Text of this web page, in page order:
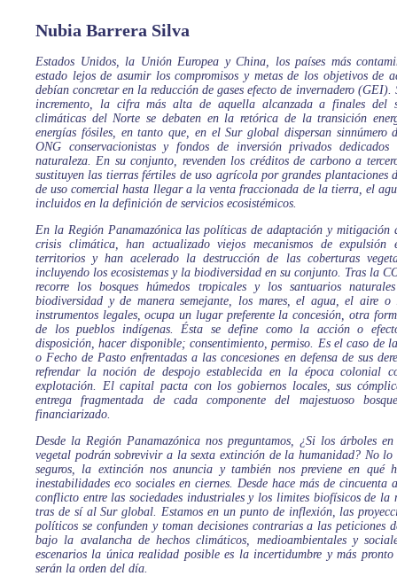
Nubia Barrera Silva
Estados Unidos, la Unión Europea y China, los países más
estado lejos de asumir los compromisos y metas de los objetivos de
debían concretar en la reducción de gases efecto de invernadero (GEI).
incremento, la cifra más alta de aquella alcanzada a finales del
climáticas del Norte se debaten en la retórica de la transición
energías fósiles, en tanto que, en el Sur global dispersan sinnúmero
ONG conservacionistas y fondos de inversión privados
naturaleza. En su conjunto, revenden los créditos de carbono a
sustituyen las tierras fértiles de uso agrícola por grandes plantaciones
de uso comercial hasta llegar a la venta fraccionada de la tierra, el
incluidos en la definición de servicios ecosistémicos.
En la Región Panamazónica las políticas de adaptación y mitigación
crisis climática, han actualizado viejos mecanismos de expulsión
territorios y han acelerado la destrucción de las coberturas
incluyendo los ecosistemas y la biodiversidad en su conjunto. Tras la
recorre los bosques húmedos tropicales y los santuarios
biodiversidad y de manera semejante, los mares, el agua, el aire o
instrumentos legales, ocupa un lugar preferente la concesión, otra
de los pueblos indígenas. Ésta se define como la acción o
disposición, hacer disponible; consentimiento, permiso. Es el caso de
o Fecho de Pasto enfrentadas a las concesiones en defensa de sus
refrendar la noción de despojo establecida en la época colonial
explotación. El capital pacta con los gobiernos locales, sus
entrega fragmentada de cada componente del majestuoso
financiarizado.
Desde la Región Panamazónica nos preguntamos, ¿Si los árboles
vegetal podrán sobrevivir a la sexta extinción de la humanidad? No lo
seguros, la extinción nos anuncia y también nos previene en qué
inestabilidades eco sociales en ciernes. Desde hace más de cincuenta
conflicto entre las sociedades industriales y los limites biofísicos de la
tras de sí al Sur global. Estamos en un punto de inflexión, las
políticos se confunden y toman decisiones contrarias a las peticiones
bajo la avalancha de hechos climáticos, medioambientales y
escenarios la única realidad posible es la incertidumbre y más
serán la orden del día.